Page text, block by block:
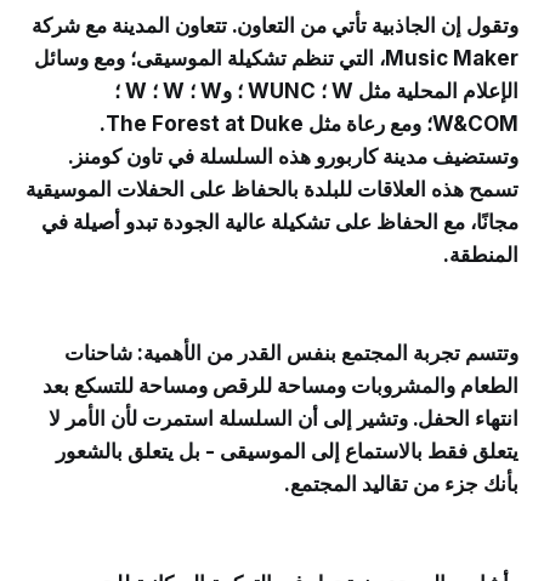
وتقول إن الجاذبية تأتي من التعاون. تتعاون المدينة مع شركة
Music Maker، التي تنظم تشكيلة الموسيقى؛ ومع وسائل
الإعلام المحلية مثل W ؛ WUNC ؛ وW ؛ W ؛ W ؛
W&COM؛ ومع رعاة مثل The Forest at Duke.
وتستضيف مدينة كاربورو هذه السلسلة في تاون كومنز.
تسمح هذه العلاقات للبلدة بالحفاظ على الحفلات الموسيقية
مجانًا، مع الحفاظ على تشكيلة عالية الجودة تبدو أصيلة في
المنطقة.
وتتسم تجربة المجتمع بنفس القدر من الأهمية: شاحنات
الطعام والمشروبات ومساحة للرقص ومساحة للتسكع بعد
انتهاء الحفل. وتشير إلى أن السلسلة استمرت لأن الأمر لا
يتعلق فقط بالاستماع إلى الموسيقى - بل يتعلق بالشعور
بأنك جزء من تقاليد المجتمع.